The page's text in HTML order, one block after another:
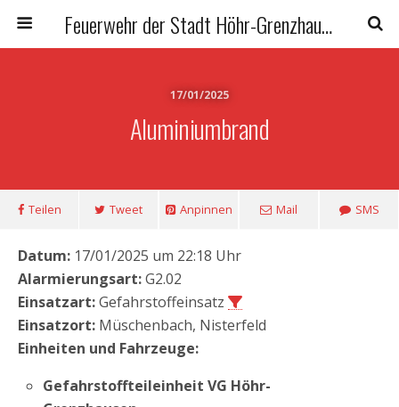
Feuerwehr der Stadt Höhr-Grenzhausen
17/01/2025
Aluminiumbrand
Teilen Tweet Anpinnen Mail SMS
Datum: 17/01/2025 um 22:18 Uhr
Alarmierungsart:G2.02
Einsatzart:Gefahrstoffeinsatz
Einsatzort: Müschenbach, Nisterfeld
Einheiten und Fahrzeuge:
Gefahrstoffteileinheit VG Höhr-